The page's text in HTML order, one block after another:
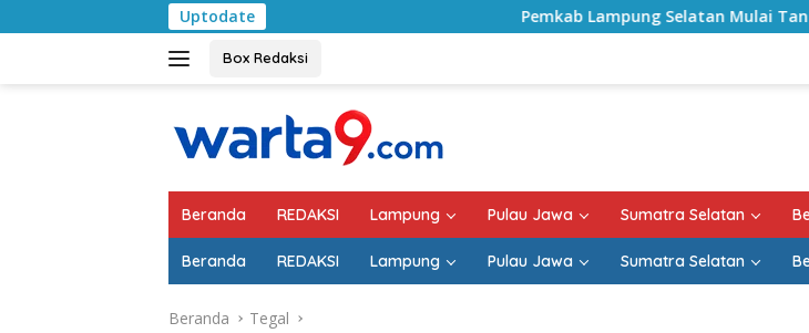
ke
Uptodate Pemkab Lampung Selatan Mulai Tangani Jalan RA Basyid,
Box Redaksi
Beranda REDAKSI Lampung Pulau Jawa Sumatra Selatan
Beranda REDAKSI Lampung Pulau Jawa Sumatra Selatan
Beranda Tegal